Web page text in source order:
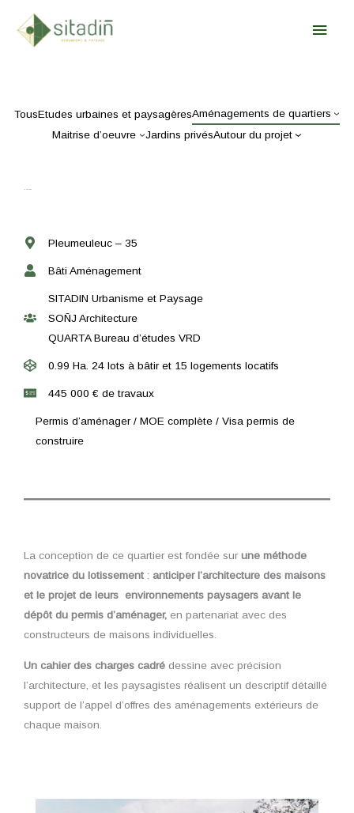
contenu
TousEtudes urbaines et paysagèresAménagements de quartiers
Maitrise d’oeuvre
Jardins privésAutour du projet
Pleumeuleuc – 35
Bâti Aménagement
SITADIN Urbanisme et Paysage
SOÑJ Architecture
QUARTA Bureau d’études VRD
0.99 Ha. 24 lots à bâtir et 15 logements locatifs
445 000 € de travaux
Permis d’aménager / MOE complète / Visa permis de
construire
La conception de ce quartier est fondée sur une méthode
novatrice du lotissement : anticiper l’architecture des maisons
et le projet de leurs environnements paysagers avant le
dépôt du permis d’aménager, en partenariat avec des
constructeurs de maisons individuelles.
Un cahier des charges cadré dessine avec précision
l’architecture, et les paysagistes réalisent un descriptif détaillé
support de l’appel d’offres des aménagements extérieurs de
chaque maison.